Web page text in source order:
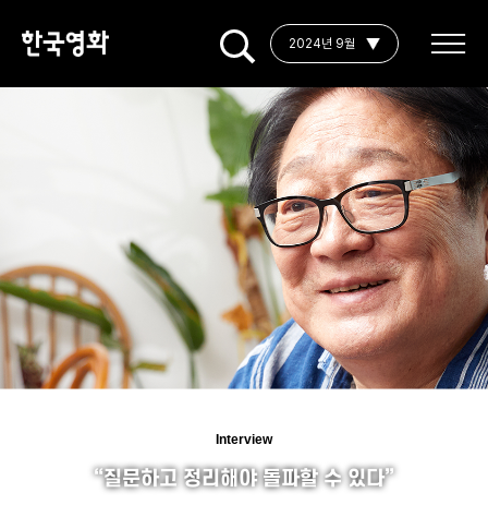
2024년 9월
Interview
“질문하고 정리해야 돌파할 수 있다”